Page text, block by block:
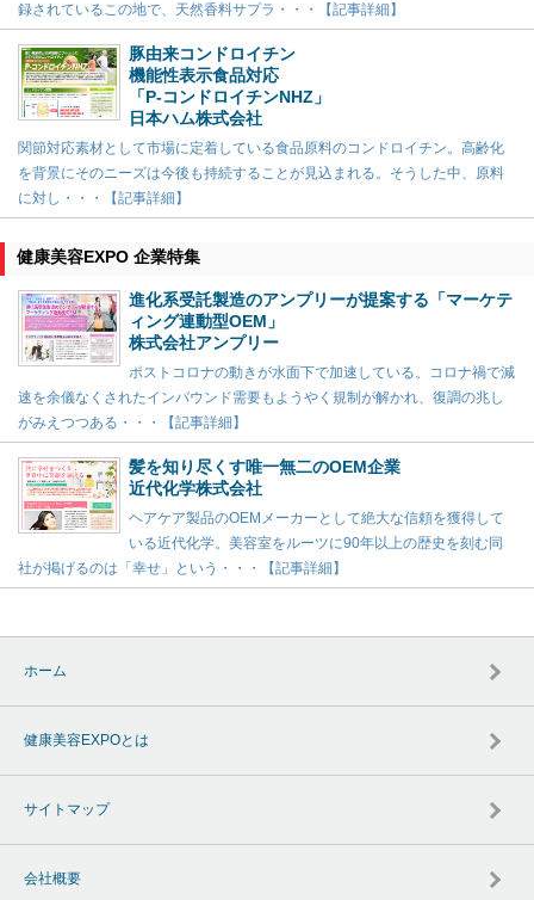
録されているこの地で、天然香料サプラ・・・【記事詳細】
豚由来コンドロイチン
機能性表示食品対応
「P-コンドロイチンNHZ」
日本ハム株式会社
関節対応素材として市場に定着している食品原料のコンドロイチン。高齢化
を背景にそのニーズは今後も持続することが見込まれる。そうした中、原料
に対し・・・【記事詳細】
健康美容EXPO 企業特集
進化系受託製造のアンプリーが提案する「マーケテ
ィング連動型OEM」
株式会社アンプリー
ポストコロナの動きが水面下で加速している。コロナ禍で減
速を余儀なくされたインバウンド需要もようやく規制が解かれ、復調の兆し
がみえつつある・・・【記事詳細】
髪を知り尽くす唯一無二のOEM企業
近代化学株式会社
ヘアケア製品のOEMメーカーとして絶大な信頼を獲得して
いる近代化学。美容室をルーツに90年以上の歴史を刻む同
社が掲げるのは「幸せ」という・・・【記事詳細】
ホーム
健康美容EXPOとは
サイトマップ
会社概要